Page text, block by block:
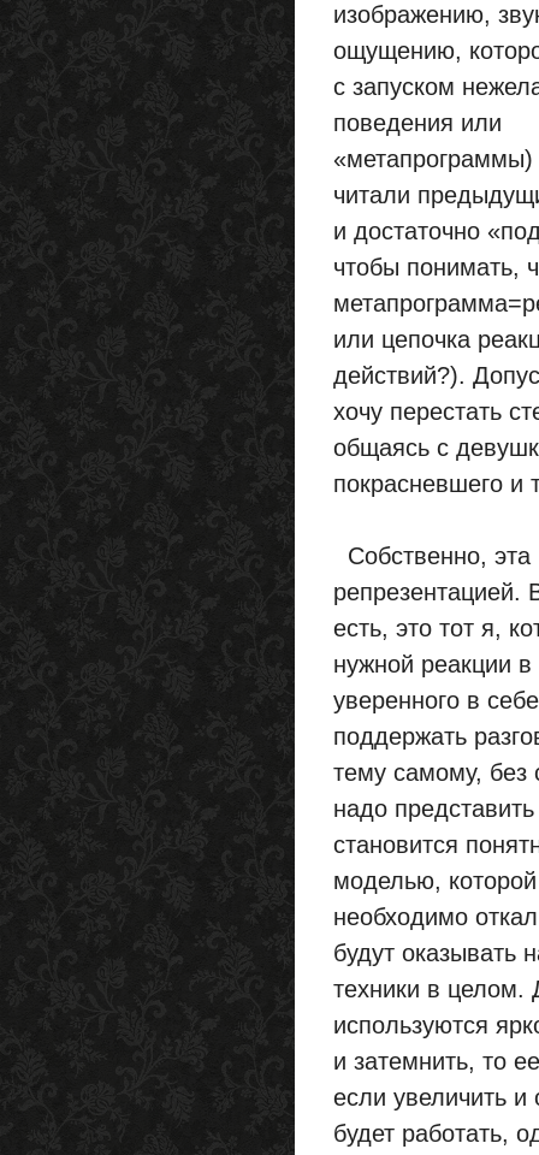
изображению,
ощущению,
с запуском
поведения или
читали
и достаточно
чтобы понимать,
или цепочка
действий?).
хочy перестать
общаясь с
покрасневшего и
Собственно, эта
репрезентацией.
есть, это тот я,
нужной реакции
уверенного в
поддержать
тему самому, без
надо
становится
моделью,
необходимо
будут оказывать
техники в целом.
используются
и затемнить, то
если увеличить и
будет работать,